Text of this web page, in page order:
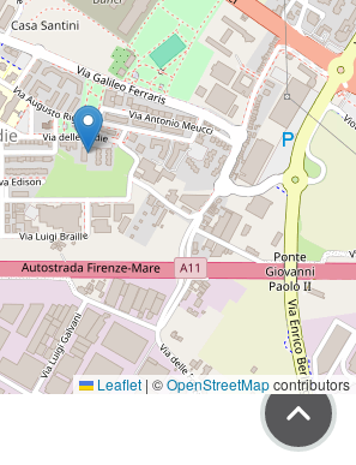
Leaflet | ©OpenStreetMapcontributors